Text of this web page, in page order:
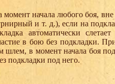
начала любого боя, вне
и т. д.), если на
автоматически
в бою без подкладки.
шлем, в момент начала боя
подкладки под него.